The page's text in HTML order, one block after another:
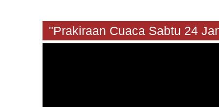
"Prakiraan Cuaca Sabtu 24